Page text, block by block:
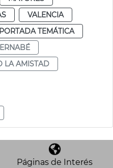
VALENCIA
TEMÁTICA
LA AMISTAD
Páginas de Interés